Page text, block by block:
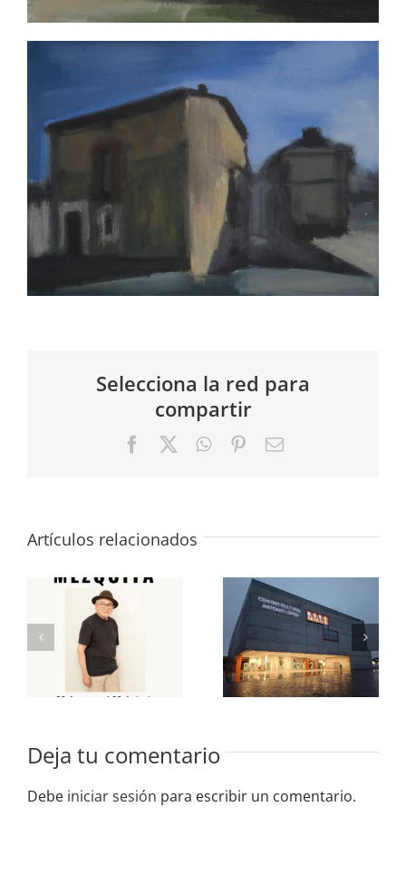
Selecciona la red para
compartir
FacebookWhatsApp
PinterestCorreo
Artículos relacionados
«José María
Mezquita»
en la Sala
de
Exposiciones
del CC
Antonio
Colectiva en
la Sala de
Exposiciones
del CC
Antonio
Deja tu comentario
Debe iniciar sesión para escribir un comentario.